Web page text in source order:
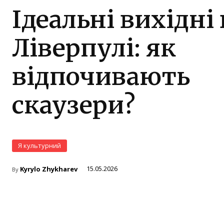
Ідеальні вихідні
Ліверпулі: як
відпочивають
скаузери?
Я культурний
By Kyrylo Zhykharev 15.05.2026